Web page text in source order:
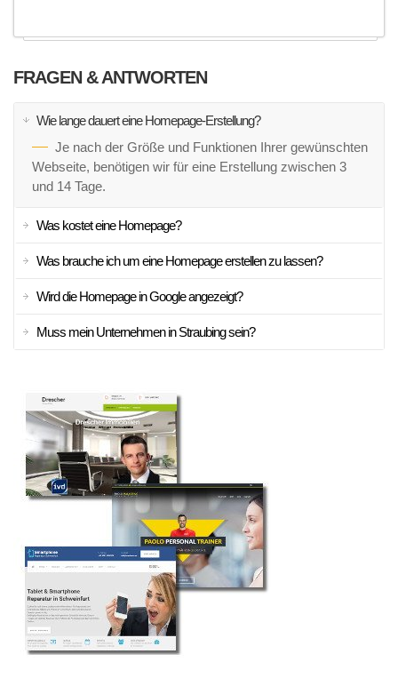
FRAGEN & ANTWORTEN
Wie lange dauert eine Homepage-Erstellung?
Je nach der Größe und Funktionen Ihrer gewünschten
Webseite, benötigen wir für eine Erstellung zwischen 3
und 14 Tage.
Was kostet eine Homepage?
Was brauche ich um eine Homepage erstellen zu lassen?
Wird die Homepage in Google angezeigt?
Muss mein Unternehmen in Straubing sein?